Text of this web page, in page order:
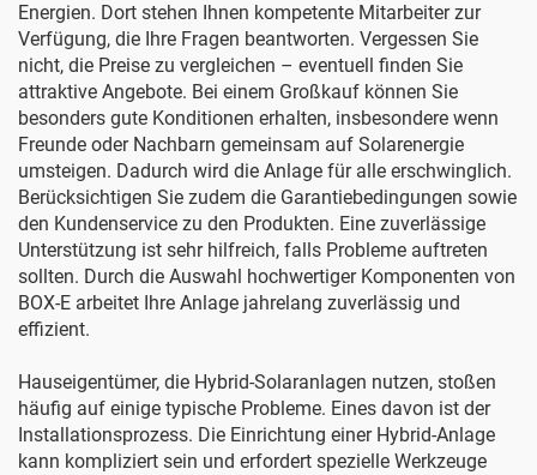
Energien. Dort stehen Ihnen kompetente Mitarbeiter zur
Verfügung, die Ihre Fragen beantworten. Vergessen Sie
nicht, die Preise zu vergleichen – eventuell finden Sie
attraktive Angebote. Bei einem Großkauf können Sie
besonders gute Konditionen erhalten, insbesondere wenn
Freunde oder Nachbarn gemeinsam auf Solarenergie
umsteigen. Dadurch wird die Anlage für alle erschwinglich.
Berücksichtigen Sie zudem die Garantiebedingungen sowie
den Kundenservice zu den Produkten. Eine zuverlässige
Unterstützung ist sehr hilfreich, falls Probleme auftreten
sollten. Durch die Auswahl hochwertiger Komponenten von
BOX-E arbeitet Ihre Anlage jahrelang zuverlässig und
effizient.
Hauseigentümer, die Hybrid-Solaranlagen nutzen, stoßen
häufig auf einige typische Probleme. Eines davon ist der
Installationsprozess. Die Einrichtung einer Hybrid-Anlage
kann kompliziert sein und erfordert spezielle Werkzeuge